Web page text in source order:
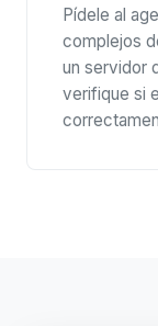
Pídele al
complejos
un servidor
verifique si